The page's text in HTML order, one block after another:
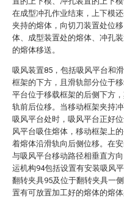
在成型冲孔作业结束，上下模
夹持的熔体，向切刀装置处位
体、成型装置处的熔体、冲孔
的熔体移送。
吸风装置85，包括吸风平台和
框架的下方，且滑轨部分位于
平台位于移载框架的后侧下方
轨前后位移。当移动框架夹持
吸风平台处时，吸风平台正好
风平台吸住熔体，移动框架上
着熔体沿滑轨向后侧位移。在
与吸风平台移动路径相垂直方
运机构94包括设置有安装吸风
翻转夹具95及位于翻转夹具一
置有可放置加工好的熔体的熔